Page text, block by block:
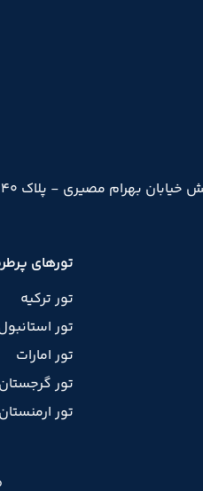
مصیری - پلاک 40 -طبقه پنجم - واحد 20
تورهای
تور ترکیه
تور
تور امارات
تور گرجستان
تور ارمنستان